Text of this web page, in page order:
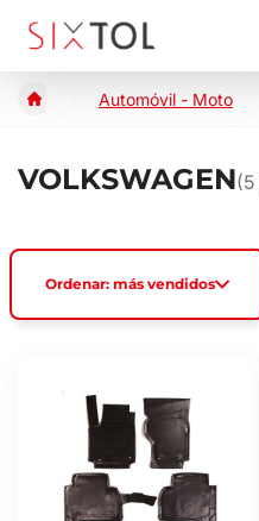
Automóvil - Moto
VOLKSWAGEN(5
Ordenar: más vendidos